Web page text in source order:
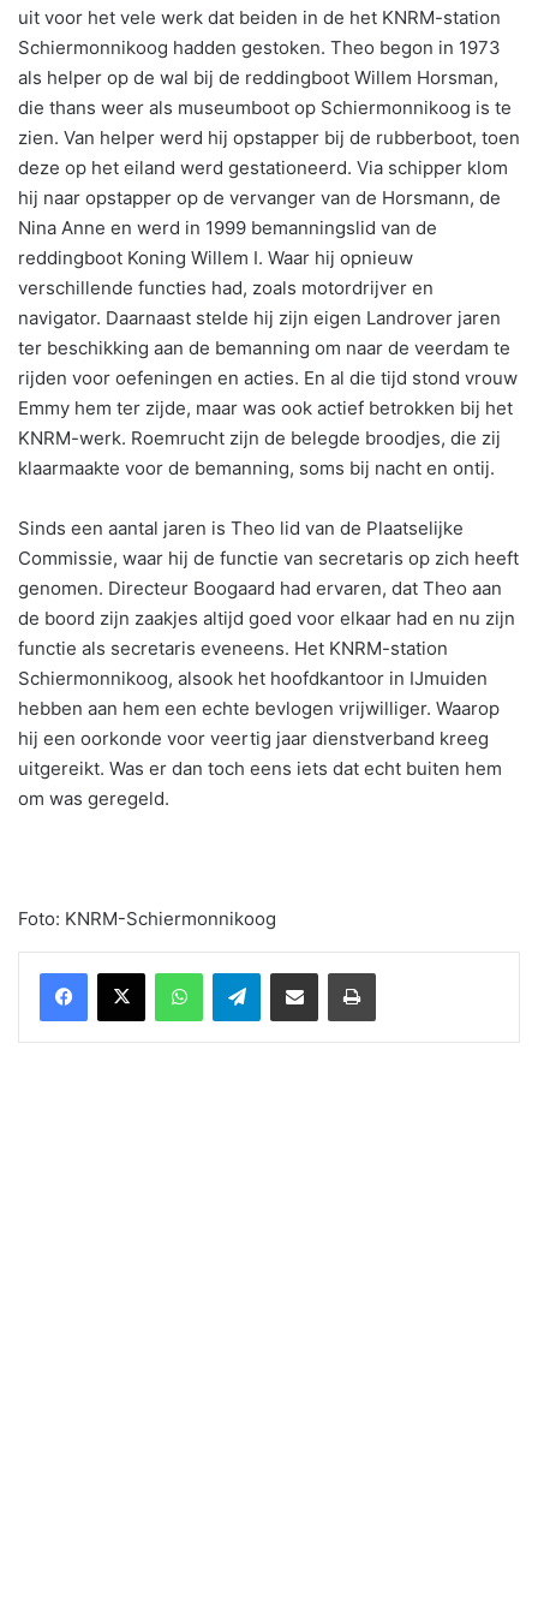
uit voor het vele werk dat beiden in de het KNRM-station
Schiermonnikoog hadden gestoken. Theo begon in 1973
als helper op de wal bij de reddingboot Willem Horsman,
die thans weer als museumboot op Schiermonnikoog is te
zien. Van helper werd hij opstapper bij de rubberboot, toen
deze op het eiland werd gestationeerd. Via schipper klom
hij naar opstapper op de vervanger van de Horsmann, de
Nina Anne en werd in 1999 bemanningslid van de
reddingboot Koning Willem I. Waar hij opnieuw
verschillende functies had, zoals motordrijver en
navigator. Daarnaast stelde hij zijn eigen Landrover jaren
ter beschikking aan de bemanning om naar de veerdam te
rijden voor oefeningen en acties. En al die tijd stond vrouw
Emmy hem ter zijde, maar was ook actief betrokken bij het
KNRM-werk. Roemrucht zijn de belegde broodjes, die zij
klaarmaakte voor de bemanning, soms bij nacht en ontij.
Sinds een aantal jaren is Theo lid van de Plaatselijke
Commissie, waar hij de functie van secretaris op zich heeft
genomen. Directeur Boogaard had ervaren, dat Theo aan
de boord zijn zaakjes altijd goed voor elkaar had en nu zijn
functie als secretaris eveneens. Het KNRM-station
Schiermonnikoog, alsook het hoofdkantoor in IJmuiden
hebben aan hem een echte bevlogen vrijwilliger. Waarop
hij een oorkonde voor veertig jaar dienstverband kreeg
uitgereikt. Was er dan toch eens iets dat echt buiten hem
om was geregeld.
Foto: KNRM-Schiermonnikoog
WhatsAppTelegramDelen via Email Print